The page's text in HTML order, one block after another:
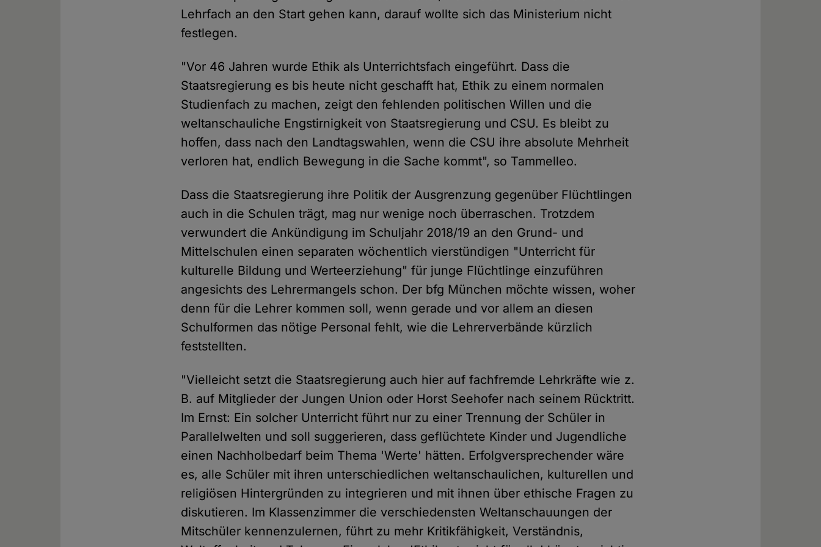
Lehrfach an den Start gehen kann, darauf wollte sich das Ministerium nicht
festlegen.
"Vor 46 Jahren wurde Ethik als Unterrichtsfach eingeführt. Dass die
Staatsregierung es bis heute nicht geschafft hat, Ethik zu einem normalen
Studienfach zu machen, zeigt den fehlenden politischen Willen und die
weltanschauliche Engstirnigkeit von Staatsregierung und CSU. Es bleibt zu
hoffen, dass nach den Landtagswahlen, wenn die CSU ihre absolute Mehrheit
verloren hat, endlich Bewegung in die Sache kommt", so Tammelleo.
Dass die Staatsregierung ihre Politik der Ausgrenzung gegenüber Flüchtlingen
auch in die Schulen trägt, mag nur wenige noch überraschen. Trotzdem
verwundert die Ankündigung im Schuljahr 2018/19 an den Grund- und
Mittelschulen einen separaten wöchentlich vierstündigen "Unterricht für
kulturelle Bildung und Werteerziehung" für junge Flüchtlinge einzuführen
angesichts des Lehrermangels schon. Der bfg München möchte wissen, woher
denn für die Lehrer kommen soll, wenn gerade und vor allem an diesen
Schulformen das nötige Personal fehlt, wie die Lehrerverbände kürzlich
feststellten.
"Vielleicht setzt die Staatsregierung auch hier auf fachfremde Lehrkräfte wie z.
B. auf Mitglieder der Jungen Union oder Horst Seehofer nach seinem Rücktritt.
Im Ernst: Ein solcher Unterricht führt nur zu einer Trennung der Schüler in
Parallelwelten und soll suggerieren, dass geflüchtete Kinder und Jugendliche
einen Nachholbedarf beim Thema 'Werte' hätten. Erfolgversprechender wäre
es, alle Schüler mit ihren unterschiedlichen weltanschaulichen, kulturellen und
religiösen Hintergründen zu integrieren und mit ihnen über ethische Fragen zu
diskutieren. Im Klassenzimmer die verschiedensten Weltanschauungen der
Mitschüler kennenzulernen, führt zu mehr Kritikfähigkeit, Verständnis,